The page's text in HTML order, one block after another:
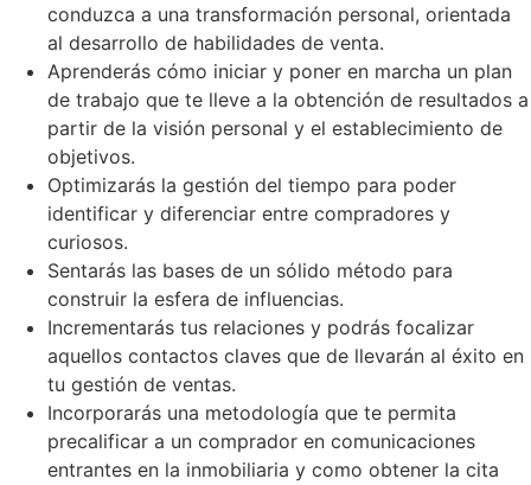
conduzca a una transformación personal, orientada
al desarrollo de habilidades de venta.
Aprenderás cómo iniciar y poner en marcha un plan
de trabajo que te lleve a la obtención de resultados a
partir de la visión personal y el establecimiento de
objetivos.
Optimizarás la gestión del tiempo para poder
identificar y diferenciar entre compradores y
curiosos.
Sentarás las bases de un sólido método para
construir la esfera de influencias.
Incrementarás tus relaciones y podrás focalizar
aquellos contactos claves que de llevarán al éxito en
tu gestión de ventas.
Incorporarás una metodología que te permita
precalificar a un comprador en comunicaciones
entrantes en la inmobiliaria y como obtener la cita